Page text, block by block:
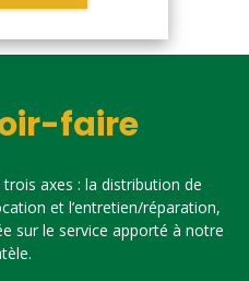
faire
axes : la distribution de
et l’entretien/réparation,
sur le service apporté à notre